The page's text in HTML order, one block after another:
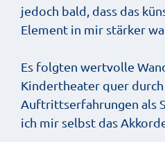
jedoch bald, dass das
Element in mir stärker
Es folgten wertvolle
Kindertheater quer
Auftrittserfahrungen als
ich mir selbst das